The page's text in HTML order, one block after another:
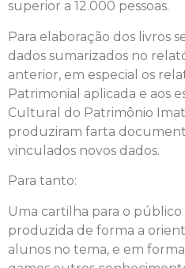
superior a 12.000 pessoas.
Para elaboração dos livros
dados sumarizados no
anterior, em especial os
Patrimonial aplicada e aos
Cultural do Patrimônio
produziram farta
vinculados novos dados.
Para tanto:
Uma cartilha para o público
produzida de forma a
alunos no tema, e em